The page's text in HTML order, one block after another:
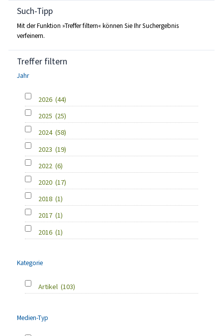
Such-Tipp
Mit der Funktion »Treffer filtern« können Sie Ihr Suchergebnis
verfeinern.
Treffer filtern
Jahr
2026 (44)
2025 (25)
2024 (58)
2023 (19)
2022 (6)
2020 (17)
2018 (1)
2017 (1)
2016 (1)
Kategorie
Artikel (103)
Medien-Typ